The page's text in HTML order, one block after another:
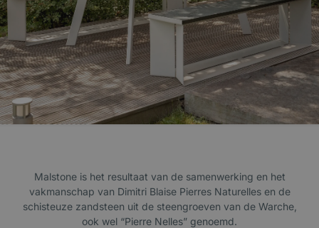
Malstone is het resultaat van de samenwerking en het
vakmanschap van Dimitri Blaise Pierres Naturelles en de
schisteuze zandsteen uit de steengroeven van de Warche,
ook wel “Pierre Nelles” genoemd.